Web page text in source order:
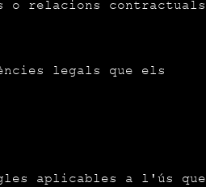
o relacions contractuals
legals que els
aplicables a l'ús que